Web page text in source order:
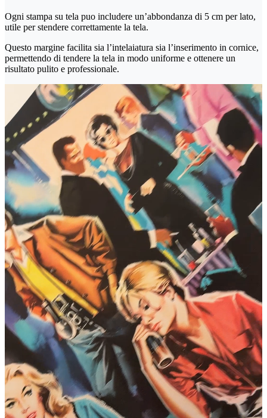
Ogni stampa su tela puo includere un’abbondanza di 5 cm per lato,
utile per stendere correttamente la tela.
Questo margine facilita sia l’intelaiatura sia l’inserimento in cornice,
permettendo di tendere la tela in modo uniforme e ottenere un
risultato pulito e professionale.